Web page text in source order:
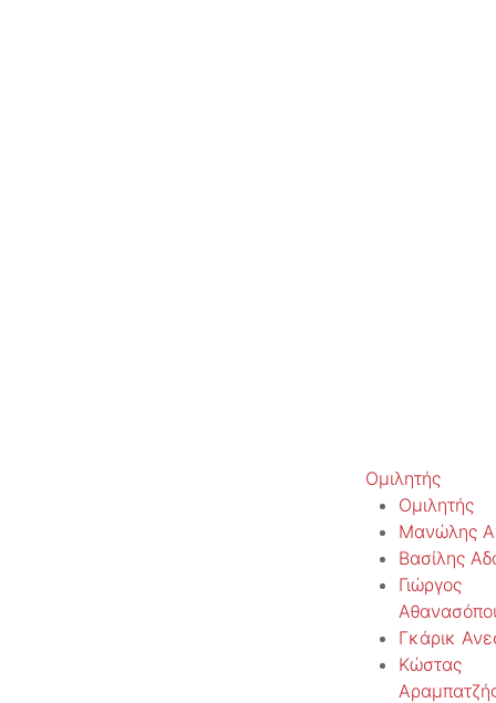
Ομιλητής
Ομιλητής
Μανώλης
Βασίλης
Γιώργος
Γκάρικ
Κώστας